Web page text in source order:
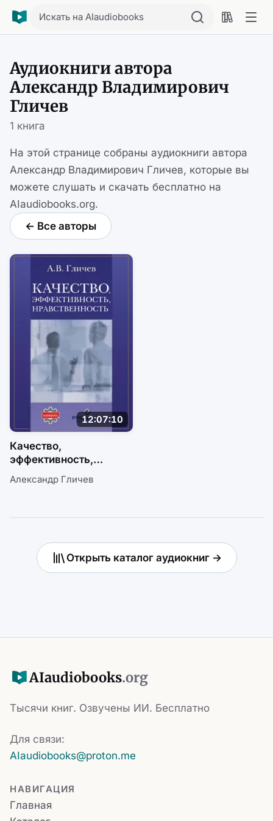
Искать на AIaudiobooks
Аудиокниги автора
Александр Владимирович
Гличев
1 книга
На этой странице собраны аудиокниги автора
Александр Владимирович Гличев, которые вы
можете слушать и скачать бесплатно на
AIaudiobooks.org.
← Все авторы
12:07:10
Качество,
эффективность,
нравственность
Александр Гличев
Открыть каталог аудиокниг →
AIaudiobooks.org
Тысячи книг. Озвучены ИИ. Бесплатно
Для связи:
AIaudiobooks@proton.me
НАВИГАЦИЯ
Главная